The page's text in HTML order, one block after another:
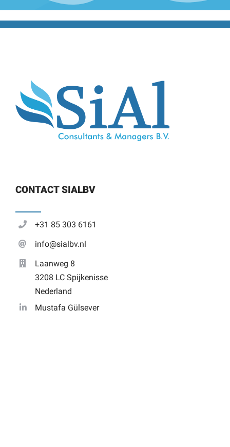
CONTACT SIALBV
+31 85 303 6161
info@sialbv.nl
Laanweg 8
3208 LC Spijkenisse
Nederland
Mustafa Gülsever